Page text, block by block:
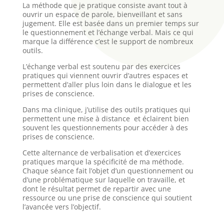
La méthode que je pratique consiste avant tout à
ouvrir un espace de parole, bienveillant et sans
jugement. Elle est basée dans un premier temps sur
le questionnement et l’échange verbal. Mais ce qui
marque la différence c’est le support de nombreux
outils.
L’échange verbal est soutenu par des exercices
pratiques qui viennent ouvrir d’autres espaces et
permettent d’aller plus loin dans le dialogue et les
prises de conscience.
Dans ma clinique, j’utilise des outils pratiques qui
permettent une mise à distance et éclairent bien
souvent les questionnements pour accéder à des
prises de conscience.
Cette alternance de verbalisation et d’exercices
pratiques marque la spécificité de ma méthode.
Chaque séance fait l’objet d’un questionnement ou
d’une problématique sur laquelle on travaille, et
dont le résultat permet de repartir avec une
ressource ou une prise de conscience qui soutient
l’avancée vers l’objectif.